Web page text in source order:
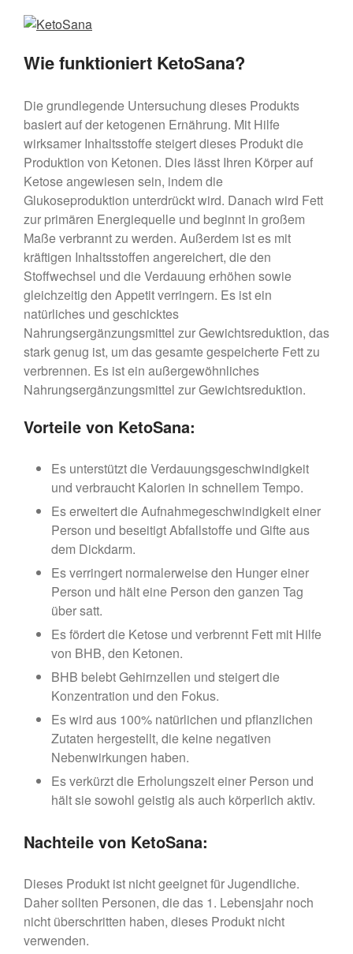
Wie funktioniert KetoSana?
Die grundlegende Untersuchung dieses Produkts
basiert auf der ketogenen Ernährung. Mit Hilfe
wirksamer Inhaltsstoffe steigert dieses Produkt die
Produktion von Ketonen. Dies lässt Ihren Körper auf
Ketose angewiesen sein, indem die
Glukoseproduktion unterdrückt wird. Danach wird Fett
zur primären Energiequelle und beginnt in großem
Maße verbrannt zu werden. Außerdem ist es mit
kräftigen Inhaltsstoffen angereichert, die den
Stoffwechsel und die Verdauung erhöhen sowie
gleichzeitig den Appetit verringern. Es ist ein
natürliches und geschicktes
Nahrungsergänzungsmittel zur Gewichtsreduktion, das
stark genug ist, um das gesamte gespeicherte Fett zu
verbrennen. Es ist ein außergewöhnliches
Nahrungsergänzungsmittel zur Gewichtsreduktion.
Vorteile von KetoSana:
Es unterstützt die Verdauungsgeschwindigkeit
und verbraucht Kalorien in schnellem Tempo.
Es erweitert die Aufnahmegeschwindigkeit einer
Person und beseitigt Abfallstoffe und Gifte aus
dem Dickdarm.
Es verringert normalerweise den Hunger einer
Person und hält eine Person den ganzen Tag
über satt.
Es fördert die Ketose und verbrennt Fett mit Hilfe
von BHB, den Ketonen.
BHB belebt Gehirnzellen und steigert die
Konzentration und den Fokus.
Es wird aus 100% natürlichen und pflanzlichen
Zutaten hergestellt, die keine negativen
Nebenwirkungen haben.
Es verkürzt die Erholungszeit einer Person und
hält sie sowohl geistig als auch körperlich aktiv.
Nachteile von KetoSana:
Dieses Produkt ist nicht geeignet für Jugendliche.
Daher sollten Personen, die das 1. Lebensjahr noch
nicht überschritten haben, dieses Produkt nicht
verwenden.